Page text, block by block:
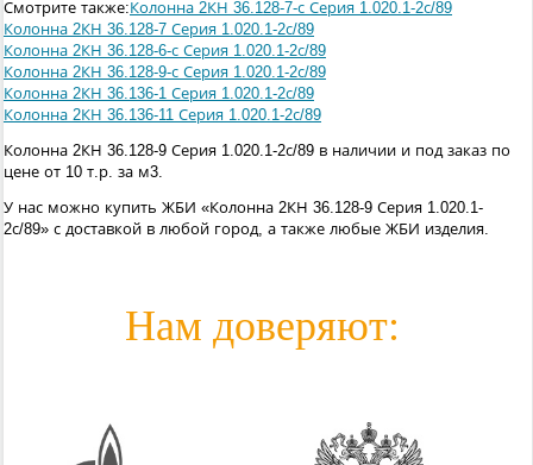
Смотрите также:Колонна 2КН 36.128-7-с Серия 1.020.1-2с/89
Колонна 2КН 36.128-7 Серия 1.020.1-2с/89
Колонна 2КН 36.128-6-с Серия 1.020.1-2с/89
Колонна 2КН 36.128-9-с Серия 1.020.1-2с/89
Колонна 2КН 36.136-1 Серия 1.020.1-2с/89
Колонна 2КН 36.136-11 Серия 1.020.1-2с/89
Колонна 2КН 36.128-9 Серия 1.020.1-2с/89 в наличии и под заказ по
цене от 10 т.р. за м3.
У нас можно купить ЖБИ «Колонна 2КН 36.128-9 Серия 1.020.1-
2с/89» с доставкой в любой город, а также любые ЖБИ изделия.
Нам доверяют: